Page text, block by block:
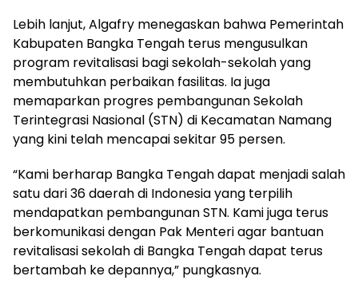
‎Lebih lanjut, Algafry menegaskan bahwa Pemerintah
Kabupaten Bangka Tengah terus mengusulkan
program revitalisasi bagi sekolah-sekolah yang
membutuhkan perbaikan fasilitas. Ia juga
memaparkan progres pembangunan Sekolah
Terintegrasi Nasional (STN) di Kecamatan Namang
yang kini telah mencapai sekitar 95 persen.
‎“Kami berharap Bangka Tengah dapat menjadi salah
satu dari 36 daerah di Indonesia yang terpilih
mendapatkan pembangunan STN. Kami juga terus
berkomunikasi dengan Pak Menteri agar bantuan
revitalisasi sekolah di Bangka Tengah dapat terus
bertambah ke depannya,” pungkasnya.